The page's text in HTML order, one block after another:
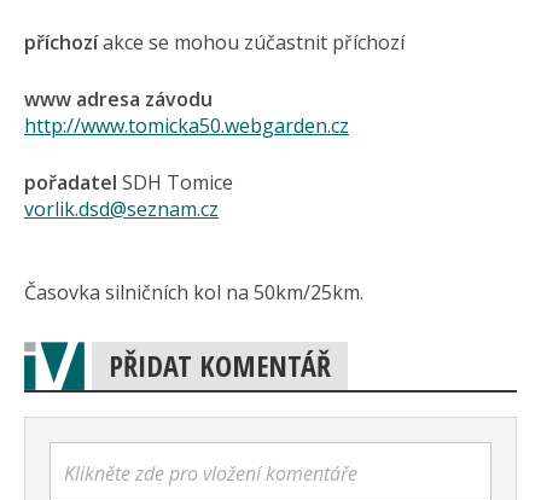
příchozíakce se mohou zúčastnit příchozí
www adresa závodu
http://www.tomicka50.webgarden.cz
pořadatel SDH Tomice
vorlik.dsd@seznam.cz
Časovka silničních kol na 50km/25km.
PŘIDAT KOMENTÁŘ
Klikněte zde pro vložení komentáře